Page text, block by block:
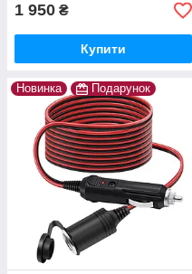
1 950 ₴
Купити
Новинка Подарунок